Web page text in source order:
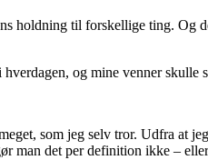
holdning til forskellige ting.
og mine venner skulle
som jeg selv tror. Udfra at
man det per definition ikke –